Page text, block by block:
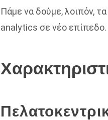
Πάμε να δούμε, λοιπόν,
analytics σε νέο επίπεδο.